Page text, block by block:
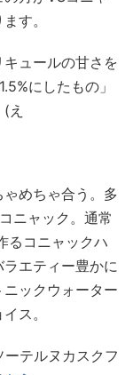
す。
キュールの甘さを
にしたもの」
え
めちゃ合う。多
ニャック。通常
るコニャックハ
エティー豊かに
ックウォーター
ス。
テルヌカスクフ